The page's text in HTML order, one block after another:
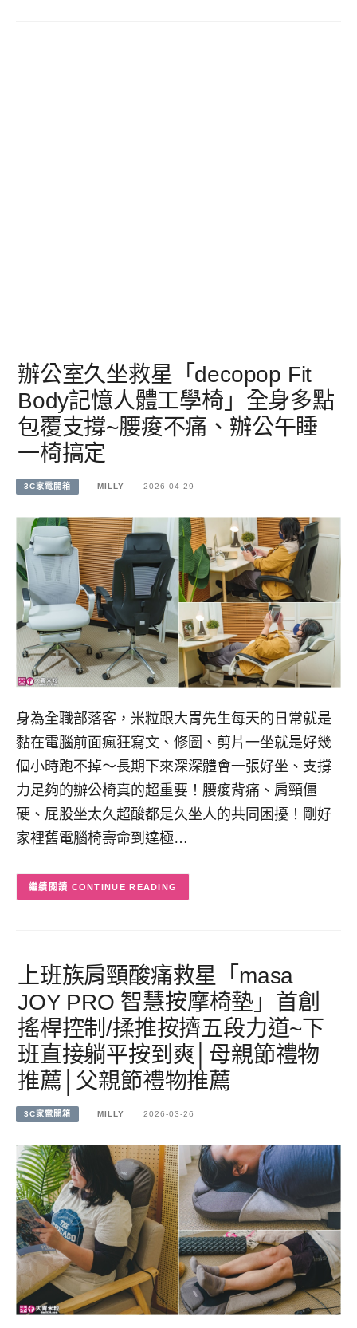
辦公室久坐救星「decopop Fit
Body記憶人體工學椅」全身多點
包覆支撐~腰痠不痛、辦公午睡
一椅搞定
3C家電開箱 MILLY 2026-04-29
身為全職部落客，米粒跟大胃先生每天的日常就是
黏在電腦前面瘋狂寫文、修圖、剪片一坐就是好幾
個小時跑不掉～長期下來深深體會一張好坐、支撐
力足夠的辦公椅真的超重要！腰痠背痛、肩頸僵
硬、屁股坐太久超酸都是久坐人的共同困擾！剛好
家裡舊電腦椅壽命到達極…
CONTINUE READING
上班族肩頸酸痛救星「masa
JOY PRO 智慧按摩椅墊」首創
搖桿控制/揉推按擠五段力道~下
班直接躺平按到爽│母親節禮物
推薦│父親節禮物推薦
3C家電開箱 MILLY 2026-03-26